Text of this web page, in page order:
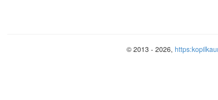
© 2013 - 2026,